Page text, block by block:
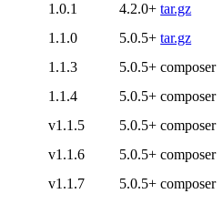
1.0.1
4.2.0+ tar.gz
1.1.0
5.0.5+ tar.gz
1.1.3
5.0.5+ composer
1.1.4
5.0.5+ composer
v1.1.5
5.0.5+ composer
v1.1.6
5.0.5+ composer
v1.1.7
5.0.5+ composer